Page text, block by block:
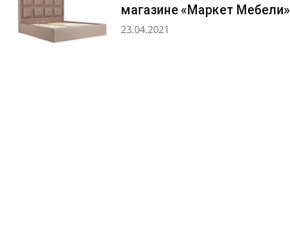
магазине «Маркет Мебели»
23.04.2021